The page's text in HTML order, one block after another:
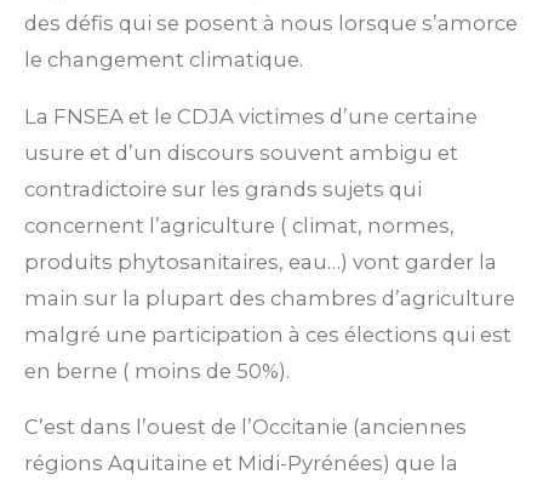
des défis qui se posent à nous lorsque s’amorce
le changement climatique.
La FNSEA et le CDJA victimes d’une certaine
usure et d’un discours souvent ambigu et
contradictoire sur les grands sujets qui
concernent l’agriculture ( climat, normes,
produits phytosanitaires, eau…) vont garder la
main sur la plupart des chambres d’agriculture
malgré une participation à ces élections qui est
en berne ( moins de 50%).
C’est dans l’ouest de l’Occitanie (anciennes
régions Aquitaine et Midi-Pyrénées) que la